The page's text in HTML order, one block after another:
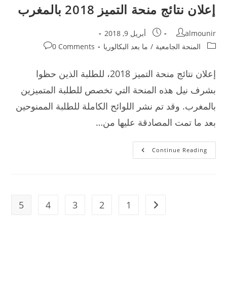
إعلان نتائج منحة التميز 2018 بالمغرب
Post
author:
almounir
Post
published:
أبريل 9, 2018
Post
المنحة الجامعية / ما بعد البكالوريا
Post
0 Comments
إعلان نتائج منحة التميز 2018، للطلبة الذين حظوا
بشرف نيل هذه المنحة التي تخصص للطلبة المتميزين
بالمغرب. وقد تم نشر اللوائح الكاملة للطلبة الممنوحين
بعد ما تمت المصادقة عليها من…
Continue Readingإعلان
نتائج
Go to the previous page
1
2
3
4
5